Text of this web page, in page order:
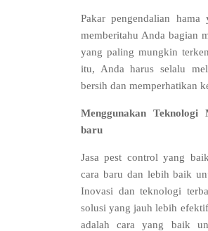
Pakar pengendalian
memberitahu Anda bagian
yang paling mungkin
itu, Anda harus selalu
bersih dan memperhatikan
Menggunakan Teknologi
baru
Jasa pest control yang
cara baru dan lebih baik
Inovasi dan teknologi
solusi yang jauh lebih
adalah cara yang baik